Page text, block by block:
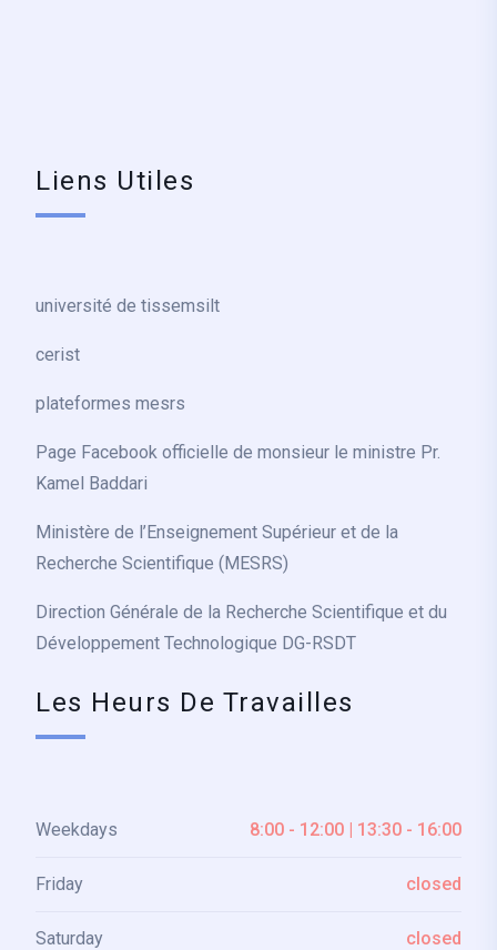
Liens Utiles
université de tissemsilt
cerist
plateformes mesrs
Page Facebook officielle de monsieur le ministre Pr.
Kamel Baddari
Ministère de l’Enseignement Supérieur et de la
Recherche Scientifique (MESRS)
Direction Générale de la Recherche Scientifique et du
Développement Technologique DG-RSDT
Les Heurs De Travailles
Weekdays 8:00 - 12:00 | 13:30 - 16:00
Friday closed
Saturday closed